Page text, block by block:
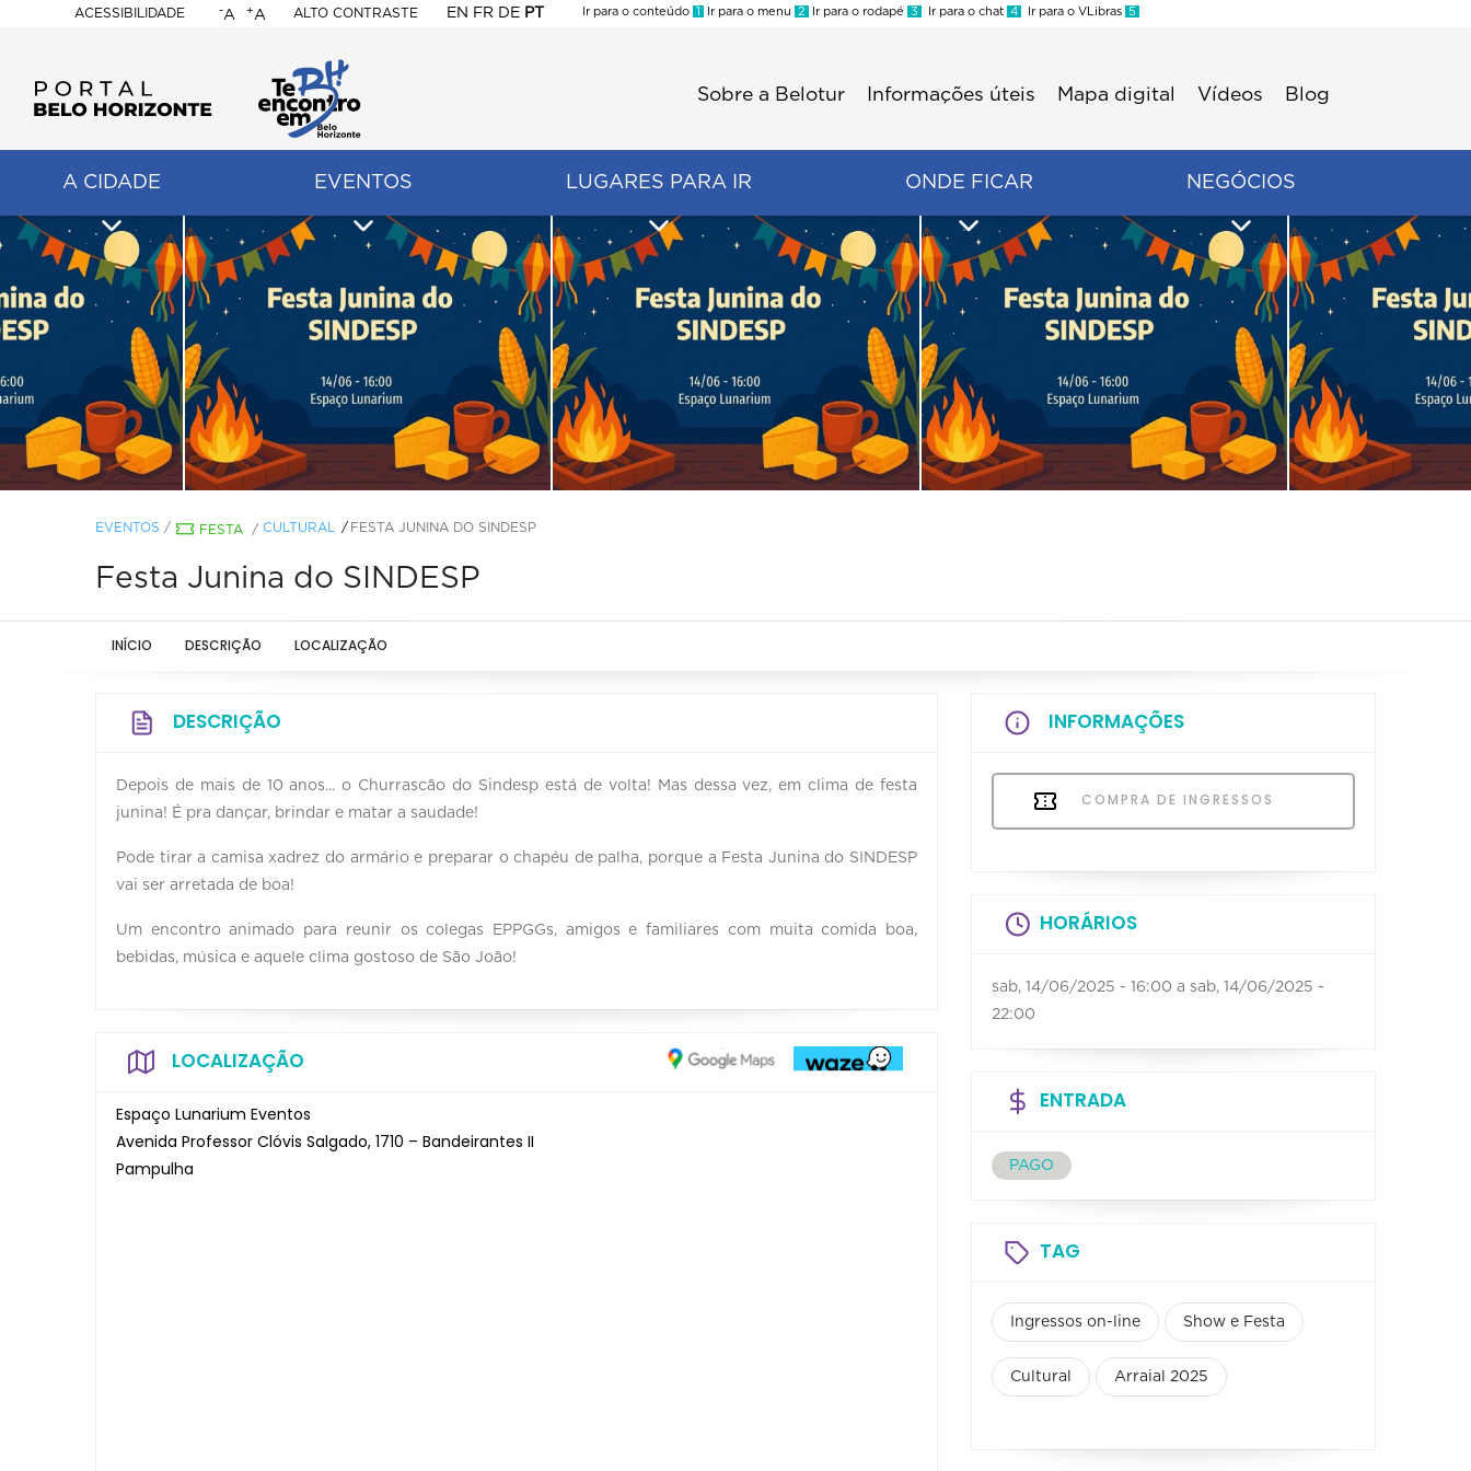
ACESSIBILIDADE
BELO
HORIZONTE
-A +A ALTO CONTRASTE EN FR DE PT
Ir para o conteúdo 1 Ir para o menu 2 Ir para o rodapé 3 Ir para o chat 4 Ir para o VLibras 5
Sobre a Belotur Informações úteis Mapa digital Vídeos Blog
A CIDADE EVENTOS LUGARES PARA IR ONDE FICAR NEGÓCIOS
EVENTOS / FESTA / CULTURAL FESTA JUNINA DO SINDESP
Festa Junina do SINDESP
INÍCIO DESCRIÇÃO LOCALIZAÇÃO
DESCRIÇÃO
Depois de mais de 10 anos... o Churrascão do Sindesp está de volta! Mas dessa vez, em clima de festa
junina! É pra dançar, brindar e matar a saudade!
Pode tirar a camisa xadrez do armário e preparar o chapéu de palha, porque a Festa Junina do SINDESP
vai ser arretada de boa!
Um encontro animado para reunir os colegas EPPGGs, amigos e familiares com muita comida boa,
bebidas, música e aquele clima gostoso de São João!
LOCALIZAÇÃO
Espaço Lunarium Eventos
Avenida Professor Clóvis Salgado, 1710 – Bandeirantes II
Pampulha
INFORMAÇÕES
COMPRA DE INGRESSOS
HORÁRIOS
sab, 14/06/2025 - 16:00 a sab, 14/06/2025 -
22:00
ENTRADA
PAGO
TAG
Ingressos on-line Show e Festa
Cultural Arraial 2025